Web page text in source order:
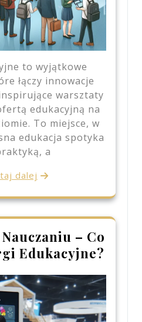
to wyjątkowe
łączy innowacje
warsztaty
edukacyjną na
To miejsce, w
edukacja spotyka
a
dalej
– Co
Edukacyjne?